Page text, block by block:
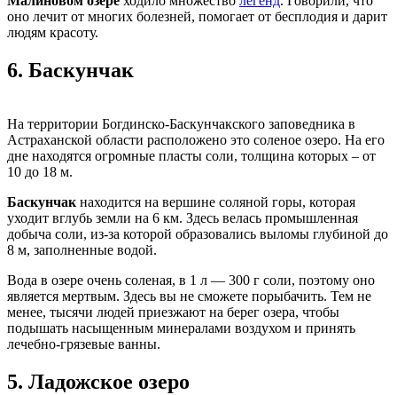
оно лечит от многих болезней, помогает от бесплодия и дарит
людям красоту.
6. Баскунчак
На территории Богдинско-Баскунчакского заповедника в
Астраханской области расположено это соленое озеро. На его
дне находятся огромные пласты соли, толщина которых – от
10 до 18 м.
Баскунчак находится на вершине соляной горы, которая
уходит вглубь земли на 6 км. Здесь велась промышленная
добыча соли, из-за которой образовались выломы глубиной до
8 м, заполненные водой.
Вода в озере очень соленая, в 1 л — 300 г соли, поэтому оно
является мертвым. Здесь вы не сможете порыбачить. Тем не
менее, тысячи людей приезжают на берег озера, чтобы
подышать насыщенным минералами воздухом и принять
лечебно-грязевые ванны.
5. Ладожское озеро